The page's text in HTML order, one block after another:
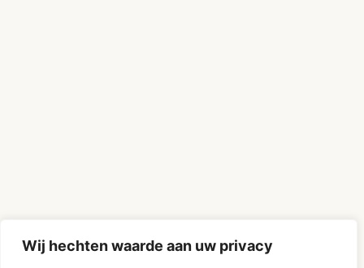
Wij hechten waarde aan uw privacy